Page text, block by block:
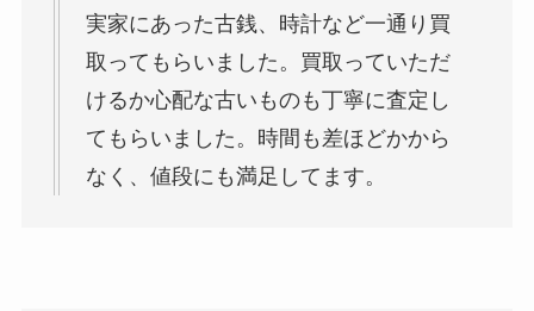
実家にあった古銭、時計など一通り買
取ってもらいました。買取っていただ
けるか心配な古いものも丁寧に査定し
てもらいました。時間も差ほどかから
なく、値段にも満足してます。